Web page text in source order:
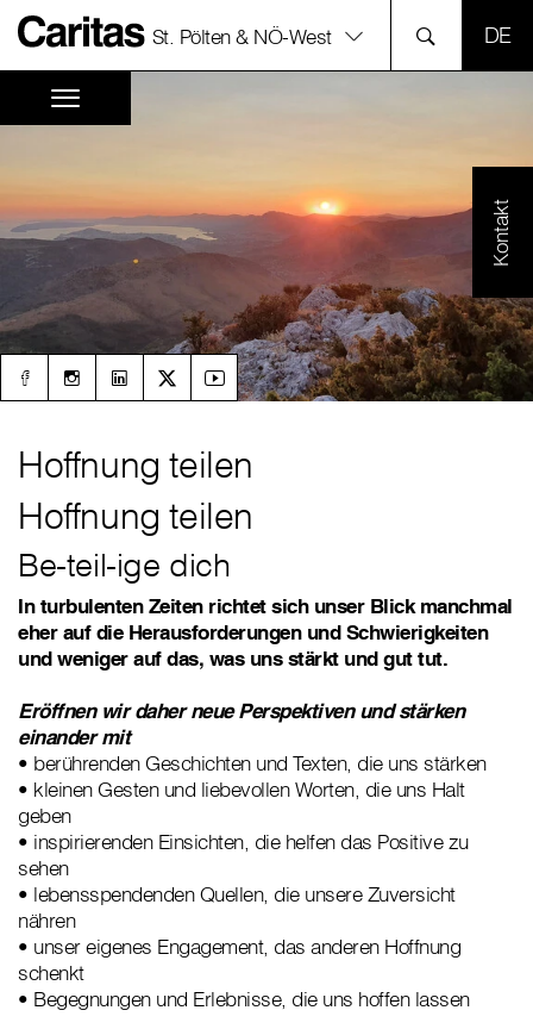
St. Pölten & NÖ-West
Kontakt
Hoffnung teilen
Hoffnung teilen
Be-teil-ige dich
In turbulenten Zeiten richtet sich unser Blick manchmal
eher auf die Herausforderungen und Schwierigkeiten
und weniger auf das, was uns stärkt und gut tut.
Eröffnen wir daher neue Perspektiven und stärken
einander mit
• berührenden Geschichten und Texten, die uns stärken
• kleinen Gesten und liebevollen Worten, die uns Halt
geben
• inspirierenden Einsichten, die helfen das Positive zu
sehen
• lebensspendenden Quellen, die unsere Zuversicht
nähren
• unser eigenes Engagement, das anderen Hoffnung
schenkt
• Begegnungen und Erlebnisse, die uns hoffen lassen